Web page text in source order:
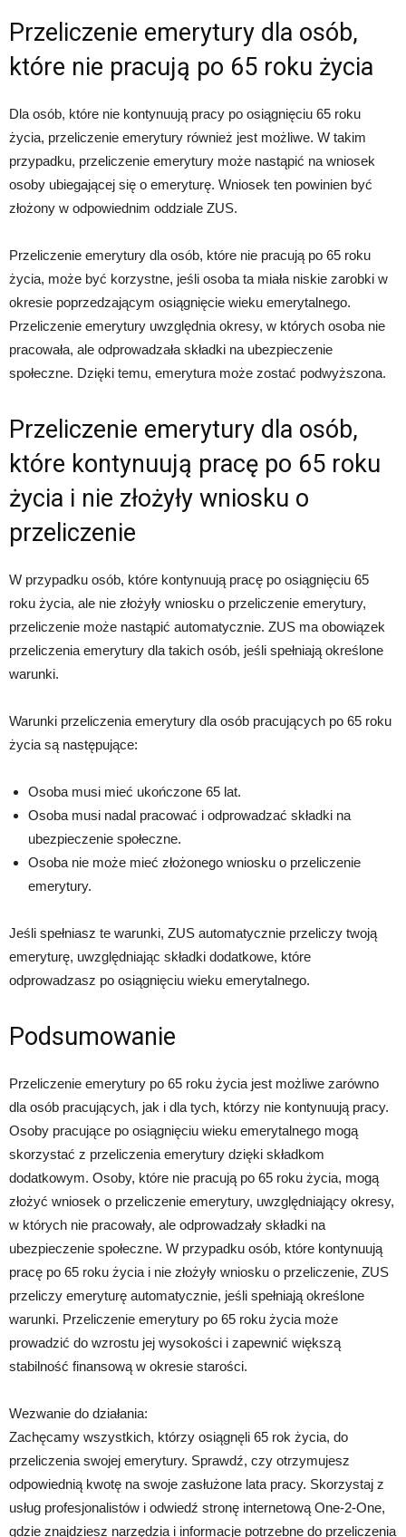
Przeliczenie emerytury dla osób,
które nie pracują po 65 roku życia
Dla osób, które nie kontynuują pracy po osiągnięciu 65 roku
życia, przeliczenie emerytury również jest możliwe. W takim
przypadku, przeliczenie emerytury może nastąpić na wniosek
osoby ubiegającej się o emeryturę. Wniosek ten powinien być
złożony w odpowiednim oddziale ZUS.
Przeliczenie emerytury dla osób, które nie pracują po 65 roku
życia, może być korzystne, jeśli osoba ta miała niskie zarobki w
okresie poprzedzającym osiągnięcie wieku emerytalnego.
Przeliczenie emerytury uwzględnia okresy, w których osoba nie
pracowała, ale odprowadzała składki na ubezpieczenie
społeczne. Dzięki temu, emerytura może zostać podwyższona.
Przeliczenie emerytury dla osób,
które kontynuują pracę po 65 roku
życia i nie złożyły wniosku o
przeliczenie
W przypadku osób, które kontynuują pracę po osiągnięciu 65
roku życia, ale nie złożyły wniosku o przeliczenie emerytury,
przeliczenie może nastąpić automatycznie. ZUS ma obowiązek
przeliczenia emerytury dla takich osób, jeśli spełniają określone
warunki.
Warunki przeliczenia emerytury dla osób pracujących po 65 roku
życia są następujące:
Osoba musi mieć ukończone 65 lat.
Osoba musi nadal pracować i odprowadzać składki na
ubezpieczenie społeczne.
Osoba nie może mieć złożonego wniosku o przeliczenie
emerytury.
Jeśli spełniasz te warunki, ZUS automatycznie przeliczy twoją
emeryturę, uwzględniając składki dodatkowe, które
odprowadzasz po osiągnięciu wieku emerytalnego.
Podsumowanie
Przeliczenie emerytury po 65 roku życia jest możliwe zarówno
dla osób pracujących, jak i dla tych, którzy nie kontynuują pracy.
Osoby pracujące po osiągnięciu wieku emerytalnego mogą
skorzystać z przeliczenia emerytury dzięki składkom
dodatkowym. Osoby, które nie pracują po 65 roku życia, mogą
złożyć wniosek o przeliczenie emerytury, uwzględniający okresy,
w których nie pracowały, ale odprowadzały składki na
ubezpieczenie społeczne. W przypadku osób, które kontynuują
pracę po 65 roku życia i nie złożyły wniosku o przeliczenie, ZUS
przeliczy emeryturę automatycznie, jeśli spełniają określone
warunki. Przeliczenie emerytury po 65 roku życia może
prowadzić do wzrostu jej wysokości i zapewnić większą
stabilność finansową w okresie starości.
Wezwanie do działania:
Zachęcamy wszystkich, którzy osiągnęli 65 rok życia, do
przeliczenia swojej emerytury. Sprawdź, czy otrzymujesz
odpowiednią kwotę na swoje zasłużone lata pracy. Skorzystaj z
usług profesjonalistów i odwiedź stronę internetową One-2-One,
gdzie znajdziesz narzędzia i informacje potrzebne do przeliczenia